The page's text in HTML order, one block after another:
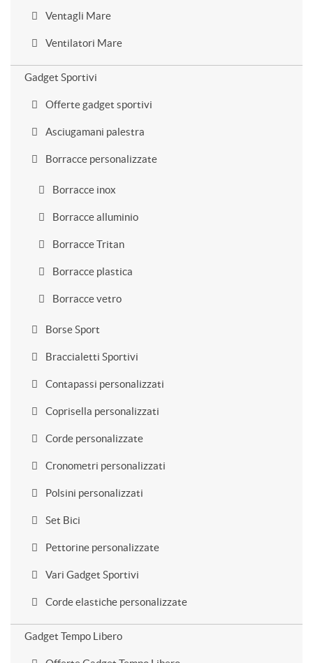
Ventagli Mare
Ventilatori Mare
Gadget Sportivi
Offerte gadget sportivi
Asciugamani palestra
Borracce personalizzate
Borracce inox
Borracce alluminio
Borracce Tritan
Borracce plastica
Borracce vetro
Borse Sport
Braccialetti Sportivi
Contapassi personalizzati
Coprisella personalizzati
Corde personalizzate
Cronometri personalizzati
Polsini personalizzati
Set Bici
Pettorine personalizzate
Vari Gadget Sportivi
Corde elastiche personalizzate
Gadget Tempo Libero